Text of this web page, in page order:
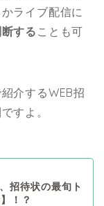
ライブ配信に
する ことも可
介するWEB招
すよ。
招待状の最旬ト
！？